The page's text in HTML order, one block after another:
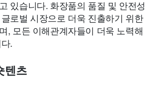
있습니다. 화장품의 품질 및 안전성
로벌 시장으로 더욱 진출하기 위한
, 모든 이해관계자들이 더욱 노력해
.
텐츠